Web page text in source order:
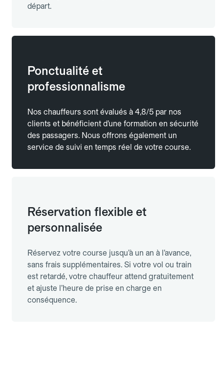
départ.
Ponctualité et
professionnalisme
Nos chauffeurs sont évalués à 4,8/5 par nos
clients et bénéficient d’une formation en sécurité
des passagers. Nous offrons également un
service de suivi en temps réel de votre course.
Réservation flexible et
personnalisée
Réservez votre course jusqu’à un an à l’avance,
sans frais supplémentaires. Si votre vol ou train
est retardé, votre chauffeur attend gratuitement
et ajuste l’heure de prise en charge en
conséquence.